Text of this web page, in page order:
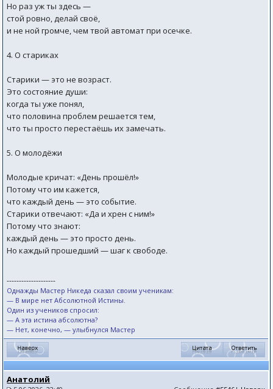
Но раз уж ты здесь —
стой ровно, делай своё,
и не ной громче, чем твой автомат при осечке.
4. О стариках
Старики — это не возраст.
Это состояние души:
когда ты уже понял,
что половина проблем решается тем,
что ты просто перестаёшь их замечать.
5. О молодёжи
Молодые кричат: «День прошёл!»
Потому что им кажется,
что каждый день — это событие.
Старики отвечают: «Да и хрен с ним!»
Потому что знают:
каждый день — это просто день.
Но каждый прошедший — шаг к свободе.
--------------------
Однажды Мастер Никеда сказал своим ученикам:
— В мире нет Абсолютной Истины.
Один из учеников спросил:
— А эта истина абсолютна?
— Нет, конечно, — улыбнулся Мастер
Анатолий